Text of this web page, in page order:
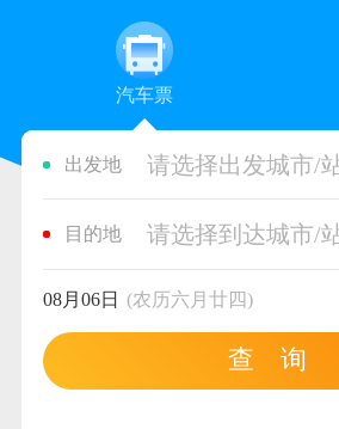
汽车票
出发地 请选择出发城市/
目的地 请选择到达城市/
08月06日 (农历六月廿四)
查 询